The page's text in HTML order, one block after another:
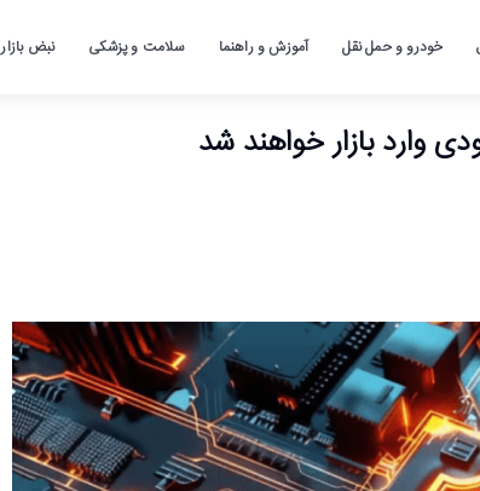
خودرو و حمل نقل آموزش و راهنما سلامت و پزشکی نبض بازار